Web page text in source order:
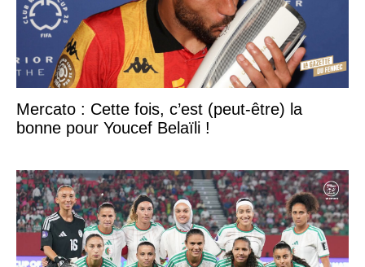
Mercato : Cette fois, c’est (peut-être) la
bonne pour Youcef Belaïli !